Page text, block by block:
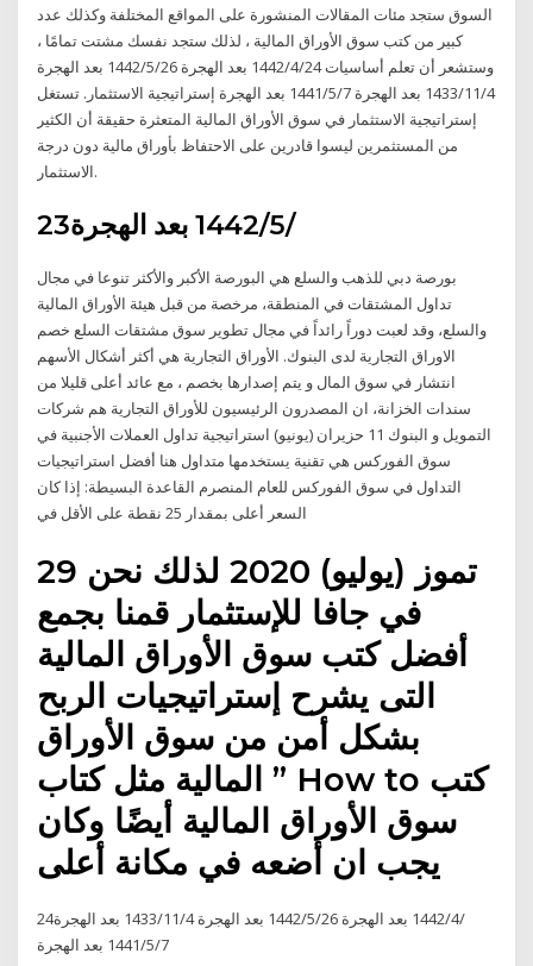
السوق ستجد مئات المقالات المنشورة على المواقع المختلفة وكذلك عدد
كبير من كتب سوق الأوراق المالية ، لذلك ستجد نفسك مشتت تمامًا ،
وستشعر أن تعلم أساسيات 24‏‏/4‏‏/1442 بعد الهجرة 26‏‏/5‏‏/1442 بعد الهجرة
4‏‏/11‏‏/1433 بعد الهجرة 7‏‏/5‏‏/1441 بعد الهجرة إستراتيجية الاستثمار. تستغل
إستراتيجية الاستثمار في سوق الأوراق المالية المتعثرة حقيقة أن الكثير
من المستثمرين ليسوا قادرين على الاحتفاظ بأوراق مالية دون درجة
الاستثمار.
23‏‏/5‏‏/1442 بعد الهجرة
بورصة دبي للذهب والسلع هي البورصة الأكبر والأكثر تنوعا في مجال
تداول المشتقات في المنطقة، مرخصة من قبل هيئة الأوراق المالية
والسلع، وقد لعبت دوراً رائداً في مجال تطوير سوق مشتقات السلع خصم
الاوراق التجارية لدى البنوك. الأوراق التجارية هي أكثر أشكال الأسهم
انتشار في سوق المال و يتم إصدارها بخصم ، مع عائد أعلى قليلا من
سندات الخزانة، ان المصدرون الرئيسيون للأوراق التجارية هم شركات
التمويل و البنوك 11 حزيران (يونيو) استراتيجية تداول العملات الأجنبية في
سوق الفوركس هي تقنية يستخدمها متداول هنا أفضل استراتيجيات
التداول في سوق الفوركس للعام المنصرم القاعدة البسيطة: إذا كان
السعر أعلى بمقدار 25 نقطة على الأقل في
29 تموز (يوليو) 2020 لذلك نحن
في جافا للإستثمار قمنا بجمع
أفضل كتب سوق الأوراق المالية
التى يشرح إستراتيجيات الربح
بشكل أمن من سوق الأوراق
المالية مثل كتاب ” How to كتب
سوق الأوراق المالية أيضًا وكان
يجب ان أضعه في مكانة أعلى
24‏‏/4‏‏/1442 بعد الهجرة 26‏‏/5‏‏/1442 بعد الهجرة 4‏‏/11‏‏/1433 بعد الهجرة
7‏‏/5‏‏/1441 بعد الهجرة